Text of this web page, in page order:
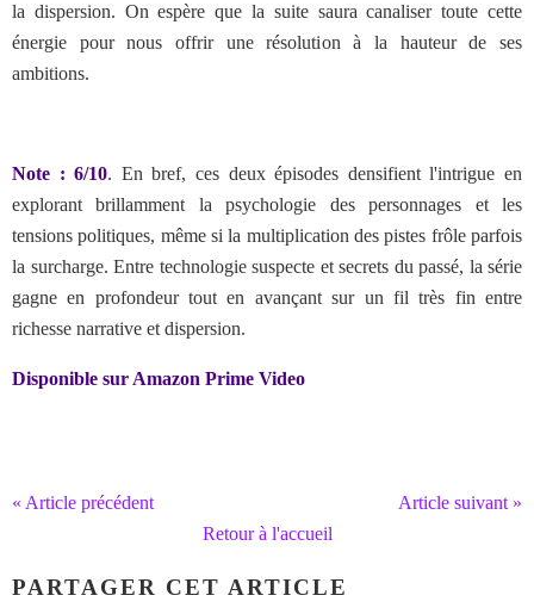
la dispersion. On espère que la suite saura canaliser toute cette
énergie pour nous offrir une résolution à la hauteur de ses
ambitions.
Note : 6/10. En bref,ces deux épisodes densifient l'intrigue en
explorant brillamment la psychologie des personnages et les
tensions politiques, même si la multiplication des pistes frôle parfois
la surcharge. Entre technologie suspecte et secrets du passé, la série
gagne en profondeur tout en avançant sur un fil très fin entre
richesse narrative et dispersion.
Disponible sur Amazon Prime Video
« Article précédent
Article suivant »
Retour à l'accueil
PARTAGER CET ARTICLE